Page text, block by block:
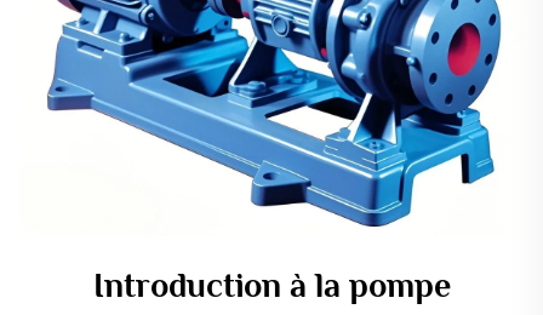
Introduction à la pompe